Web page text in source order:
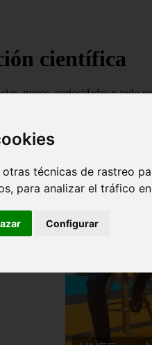
técnicas de rastreo
para analizar el tráfico
Configurar
científica
trucos, curiosidades y todo